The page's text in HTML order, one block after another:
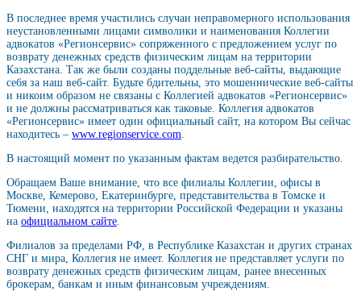
В последнее время участились случаи неправомерного использования
неустановленными лицами символики и наименования Коллегии
адвокатов «Регионсервис» сопряженного с предложением услуг по
возврату денежных средств физическим лицам на территории
Казахстана. Так же были созданы поддельные веб-сайты, выдающие
себя за наш веб-сайт. Будьте бдительны, это мошеннические веб-сайты
и никоим образом не связаны с Коллегией адвокатов «Регионсервис»
и не должны рассматриваться как таковые. Коллегия адвокатов
«Регионсервис» имеет один официальный сайт, на котором Вы сейчас
находитесь – www.regionservice.com
В настоящий момент по указанным фактам ведется разбирательство.
Обращаем Ваше внимание, что все филиалы Коллегии, офисы в
Москве, Кемерово, Екатеринбурге, представительства в Томске и
Тюмени, находятся на территории Российской Федерации и указаны
на официальном сайте
Филиалов за пределами РФ, в Республике Казахстан и других странах
СНГ и мира, Коллегия не имеет. Коллегия не представляет услуги по
возврату денежных средств физическим лицам, ранее внесенных
брокерам, банкам и иным финансовым учреждениям.